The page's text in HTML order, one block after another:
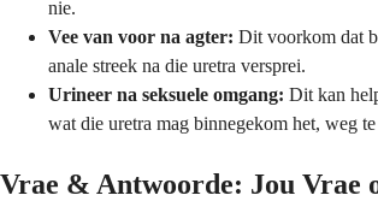
nie.
Vee van voor na agter: Dit voorkom dat
anale streek na die uretra versprei.
Urineer na seksuele omgang: Dit kan
wat die uretra mag binnegekom het, weg te
Vrae & Antwoorde: Jou Vrae